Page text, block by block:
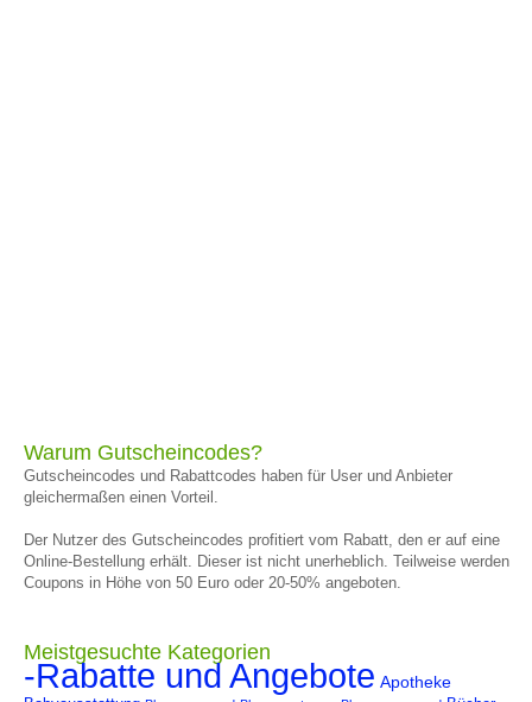
Warum Gutscheincodes?
Gutscheincodes und Rabattcodes haben für User und Anbieter
gleichermaßen einen Vorteil.
Der Nutzer des Gutscheincodes profitiert vom Rabatt, den er auf eine
Online-Bestellung erhält. Dieser ist nicht unerheblich. Teilweise werden
Coupons in Höhe von 50 Euro oder 20-50% angeboten.
Meistgesuchte Kategorien
-Rabatte und Angebote Apotheke